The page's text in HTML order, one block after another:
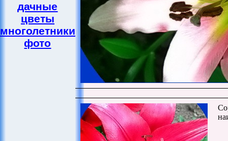
дачные
цветы
многолетники
фото